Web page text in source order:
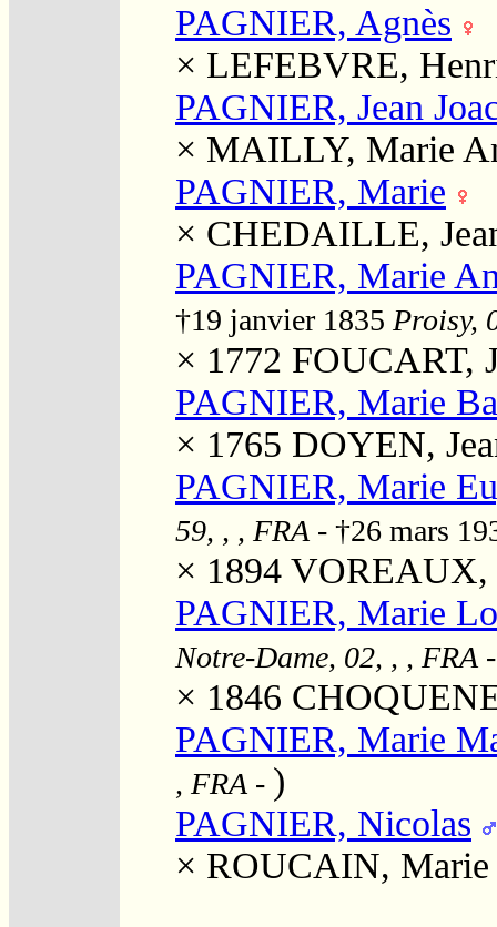
PAGNIER, Agnès
× LEFEBVRE,
PAGNIER, Jean
× MAILLY, Marie
PAGNIER, Marie
× CHEDAILLE,
PAGNIER, Marie
†19 janvier 1835 Proisy,
× 1772 FOUCART,
PAGNIER, Marie
× 1765 DOYEN,
PAGNIER, Marie
59, , , FRA - †26 mars
× 1894 VOREAUX,
PAGNIER, Marie
Notre-Dame, 02, , , FRA
× 1846
PAGNIER, Marie
, FRA - )
PAGNIER, Nicolas
× ROUCAIN, Marie